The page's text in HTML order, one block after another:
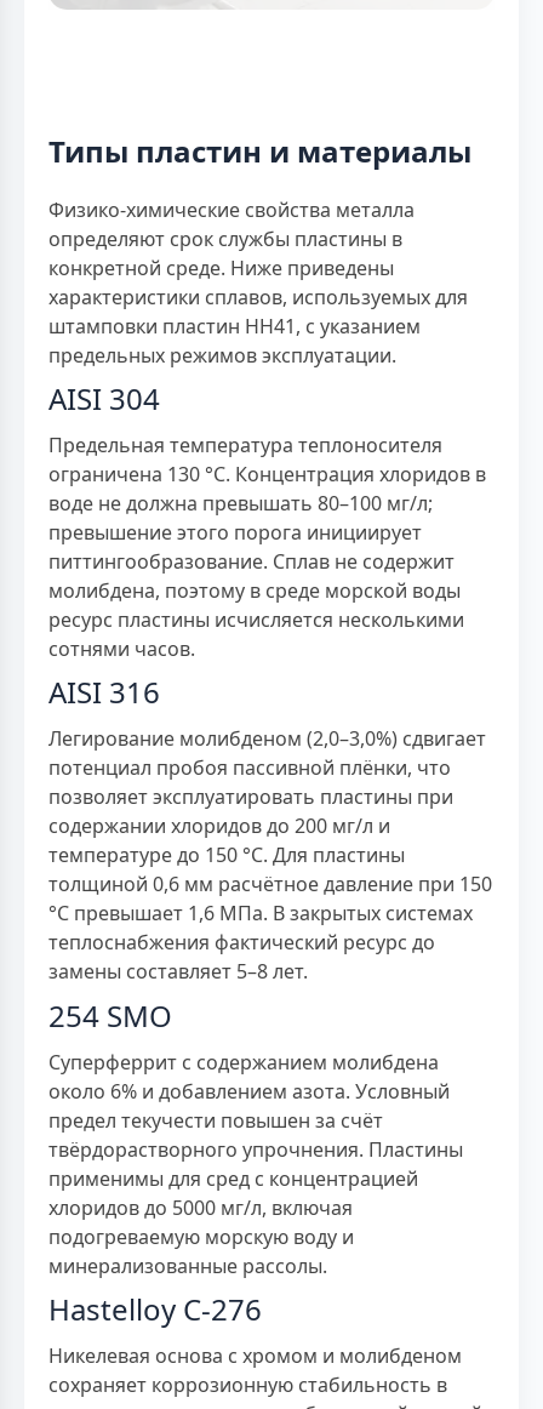
Типы пластин и материалы
Физико-химические свойства металла
определяют срок службы пластины в
конкретной среде. Ниже приведены
характеристики сплавов, используемых для
штамповки пластин НН41, с указанием
предельных режимов эксплуатации.
AISI 304
Предельная температура теплоносителя
ограничена 130 °C. Концентрация хлоридов в
воде не должна превышать 80–100 мг/л;
превышение этого порога инициирует
питтингообразование. Сплав не содержит
молибдена, поэтому в среде морской воды
ресурс пластины исчисляется несколькими
сотнями часов.
AISI 316
Легирование молибденом (2,0–3,0%) сдвигает
потенциал пробоя пассивной плёнки, что
позволяет эксплуатировать пластины при
содержании хлоридов до 200 мг/л и
температуре до 150 °C. Для пластины
толщиной 0,6 мм расчётное давление при 150
°C превышает 1,6 МПа. В закрытых системах
теплоснабжения фактический ресурс до
замены составляет 5–8 лет.
254 SMO
Суперферрит с содержанием молибдена
около 6% и добавлением азота. Условный
предел текучести повышен за счёт
твёрдорастворного упрочнения. Пластины
применимы для сред с концентрацией
хлоридов до 5000 мг/л, включая
подогреваемую морскую воду и
минерализованные рассолы.
Hastelloy C-276
Никелевая основа с хромом и молибденом
сохраняет коррозионную стабильность в